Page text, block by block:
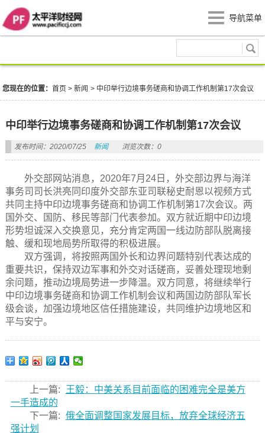
导航菜单
您现在的位置：首页 >新闻 > 中印举行边境事务磋商和协调工作机制第17次会议
中印举行边境事务磋商和协调工作机制第17次会议
发布时间：2020/07/25 新闻 浏览次数：0
外交部网站消息，2020年7月24日，外交部边界与海洋
事务司司长洪亮同印度外交部东亚司联秘史耐恩以视频方式
共同主持中印边境事务磋商和协调工作机制第17次会议。两
国外交、国防、移民等部门代表参加。双方就近期中印边境
形势坦诚深入交换意见，充分肯定两国一线边防部队脱离接
触、缓和现地局势所取得的积极进展。
双方强调，将按照两国外长和边界问题特别代表达成的
重要共识，保持双边军事和外交对话磋商，妥善处理现地剩
余问题，推动边境局势进一步降温。双方同意，将继续举行
中印边境事务磋商和协调工作机制会议和两国边防部队军长
级会谈，加强边境地区信任措施建设，共同维护边境地区和
平与安宁。
上一篇:
王毅：中美关系目前面临的困难完全是美方
一手造成的
下一篇: 俄全面调整国家发展目标，放弃全球经济五
强计划